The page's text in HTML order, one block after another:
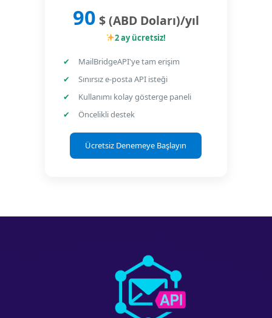
90 $ (ABD Doları)/yıl
2 ay ücretsiz!
MailBridgeAPI'ye tam erişim
Sınırsız e-posta API isteği
Kullanımı kolay gösterge paneli
Öncelikli destek
Ücretsiz Denemeye Başlayın